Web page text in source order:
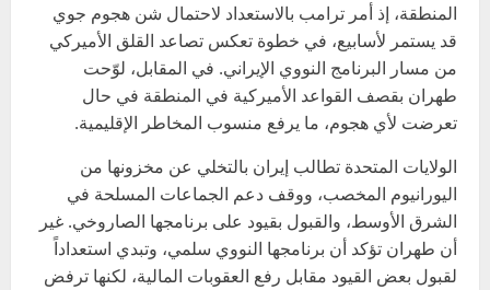
المنطقة، إذ أمر ترامب بالاستعداد لاحتمال شن هجوم جوي
قد يستمر لأسابيع، في خطوة تعكس تصاعد القلق الأميركي
من مسار البرنامج النووي الإيراني. في المقابل، لوّحت
طهران بقصف القواعد الأميركية في المنطقة في حال
تعرضت لأي هجوم، ما يرفع منسوب المخاطر الإقليمية.
الولايات المتحدة تطالب إيران بالتخلي عن مخزونها من
اليورانيوم المخصب، ووقف دعم الجماعات المسلحة في
الشرق الأوسط، والقبول بقيود على برنامجها الصاروخي. غير
أن طهران تؤكد أن برنامجها النووي سلمي، وتبدي استعداداً
لقبول بعض القيود مقابل رفع العقوبات المالية، لكنها ترفض